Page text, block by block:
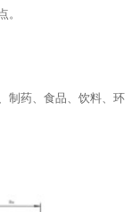
。
制药、食品、饮料、环